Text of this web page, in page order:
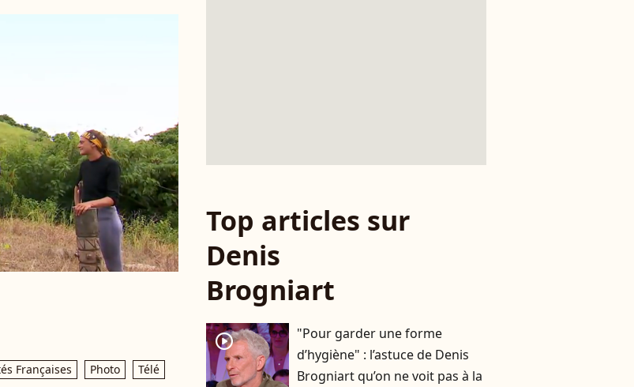
Françaises Photo
Télé
Top articles sur
Denis
Brogniart
player2
"Pour garder une forme
d’hygiène" : l’astuce de Denis
Brogniart qu’on ne voit pas à la